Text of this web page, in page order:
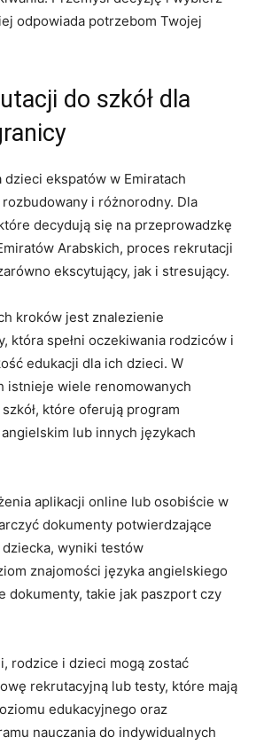
odpowiada potrzebom Twojej
do szkół dla
dzieci ekspatów w Emiratach
i⁤ różnorodny. Dla
decydują się na przeprowadzkę
Arabskich, proces ‍rekrutacji
ekscytujący, ⁤jak i stresujący.
kroków jest znalezienie
która ​spełni oczekiwania ⁢rodziców i
edukacji dla ich dzieci. W
istnieje wiele renomowanych
które oferują program
lub innych językach
aplikacji online lub osobiście w
dokumenty potwierdzające
wyniki testów
znajomości języka angielskiego
dokumenty, takie jak paszport ⁢czy
rodzice i ⁣dzieci mogą zostać
rekrutacyjną lub testy, które mają
edukacyjnego oraz
nauczania ⁢do‌ indywidualnych